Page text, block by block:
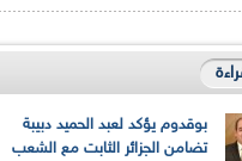
بوقدوم يؤكد لعبد الحميد دبيبة
تضامن الجزائر الثابت مع الشعب